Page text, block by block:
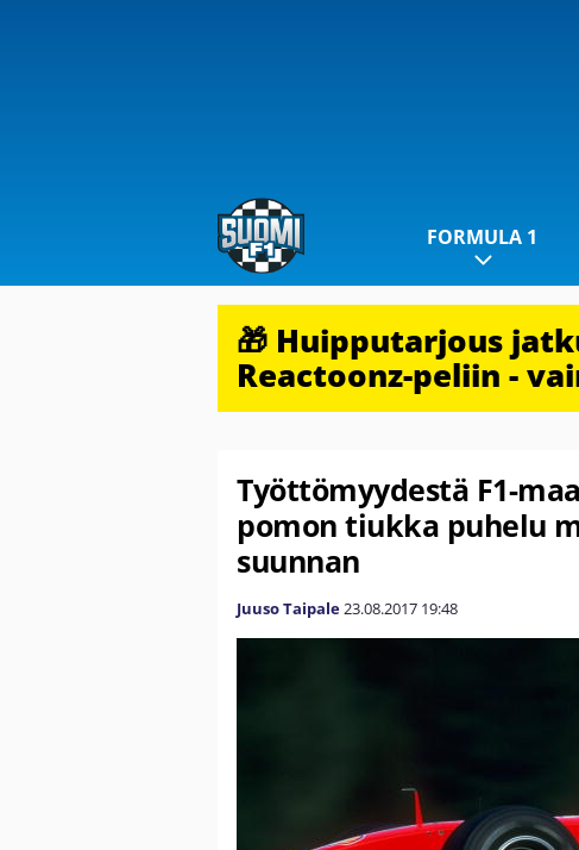
FORMULA 1
🎁 Huipputarjous
Reactoonz-peliin -
Työttömyydestä F1-
pomon tiukka puhelu
suunnan
Juuso Taipale23.08.2017 19:48